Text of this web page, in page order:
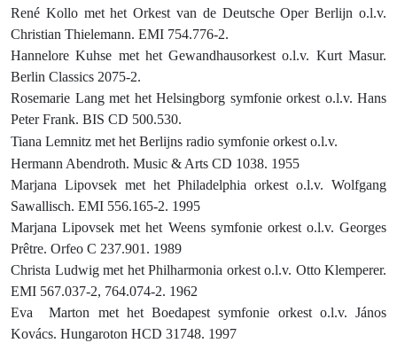
René Kollo met het Orkest van de Deutsche Oper Berlijn o.l.v.
Christian Thielemann. EMI 754.776-2.
Hannelore Kuhse met het Gewandhausorkest o.l.v. Kurt Masur.
Berlin Classics 2075-2.
Rosemarie Lang met het Helsingborg symfonie orkest o.l.v. Hans
Peter Frank. BIS CD 500.530.
Tiana Lemnitz met het Berlijns radio symfonie orkest o.l.v.
Hermann Abendroth. Music & Arts CD 1038. 1955
Marjana Lipovsek met het Philadelphia orkest o.l.v. Wolfgang
Sawallisch. EMI 556.165-2. 1995
Marjana Lipovsek met het Weens symfonie orkest o.l.v. Georges
Prêtre. Orfeo C 237.901. 1989
Christa Ludwig met het Philharmonia orkest o.l.v. Otto Klemperer.
EMI 567.037-2, 764.074-2. 1962
Eva
Marton met het Boedapest symfonie orkest o.l.v. János
Kovács. Hungaroton HCD 31748. 1997